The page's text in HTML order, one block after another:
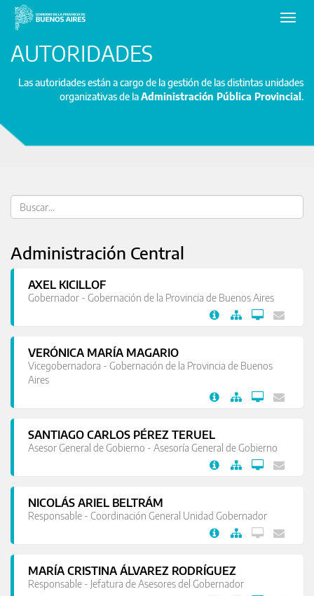
AUTORIDADES
Las autoridades están a cargo de la gestión de las distintas unidades
organizativas de laAdministración Pública Provincial .
Administración Central
AXEL KICILLOF
Gobernador - Gobernación de la Provincia de Buenos Aires
VERÓNICA MARÍA MAGARIO
Vicegobernadora - Gobernación de la Provincia de Buenos
Aires
SANTIAGO CARLOS PÉREZ TERUEL
Asesor General de Gobierno - Asesoría General de Gobierno
NICOLÁS ARIEL BELTRÁM
Responsable - Coordinación General Unidad Gobernador
MARÍA CRISTINA ÁLVAREZ RODRÍGUEZ
Responsable - Jefatura de Asesores del Gobernador